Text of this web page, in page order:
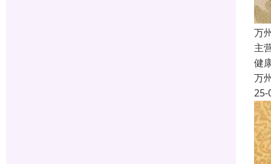
万
主
健
万
25-